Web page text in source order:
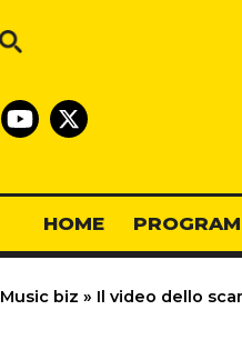
HOME
Music biz » Il video dello